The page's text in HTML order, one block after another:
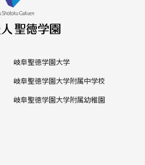
岐阜聖徳学園大学
岐阜聖徳学園大学附属中学校
岐阜聖徳学園大学附属幼稚園